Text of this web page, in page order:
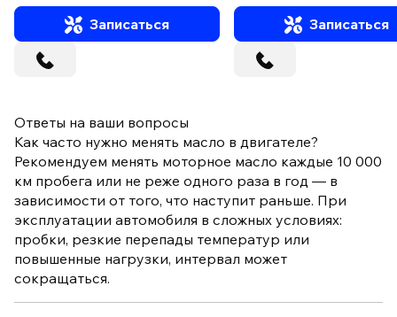
Записаться
Записаться
Ответы на ваши вопросы
Как часто нужно менять масло в двигателе?
Рекомендуем менять моторное масло каждые 10 000
км пробега или не реже одного раза в год — в
зависимости от того, что наступит раньше. При
эксплуатации автомобиля в сложных условиях:
пробки, резкие перепады температур или
повышенные нагрузки, интервал может
сокращаться.